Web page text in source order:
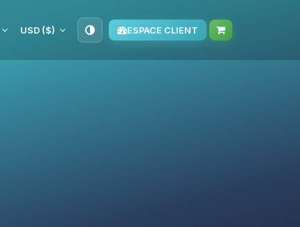
USD ($) ESPACE CLIENT